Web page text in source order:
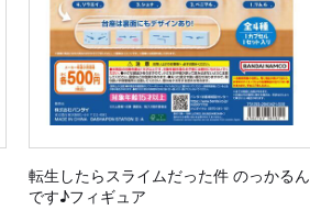
転生したらスライムだった件 のっかるん
です♪フィギュア